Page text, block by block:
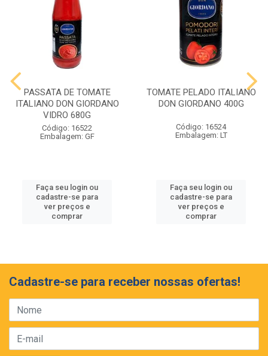
PASSATA DE TOMATE
ITALIANO DON GIORDANO
VIDRO 680G
Código: 16522
Embalagem: GF
Faça seu login ou
cadastre-se para
ver preços e
comprar
TOMATE PELADO ITALIANO
DON GIORDANO 400G
Código: 16524
Embalagem: LT
Faça seu login ou
cadastre-se para
ver preços e
comprar
Cadastre-se para receber nossas ofertas!